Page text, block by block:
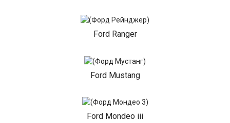
Ford Ranger
Ford Mustang
Ford Mondeo iii